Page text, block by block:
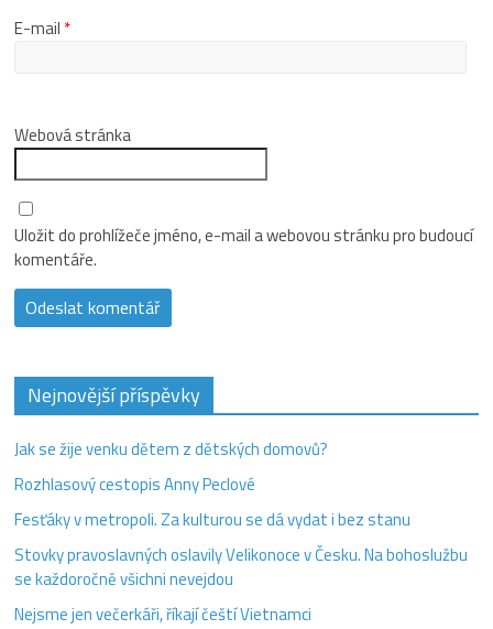
E-mail *
Webová stránka
Uložit do prohlížeče jméno, e-mail a webovou stránku pro budoucí
komentáře.
Nejnovější příspěvky
Jak se žije venku dětem z dětských domovů?
Rozhlasový cestopis Anny Peclové
Fesťáky v metropoli. Za kulturou se dá vydat i bez stanu
Stovky pravoslavných oslavily Velikonoce v Česku. Na bohoslužbu
se každoročně všichni nevejdou
Nejsme jen večerkáři, říkají čeští Vietnamci